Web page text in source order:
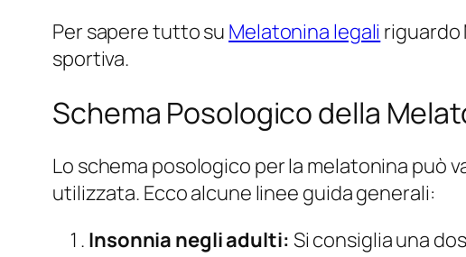
Per sapere tutto su Melatonina legali riguardo
sportiva.
Schema Posologico della
Lo schema posologico per la melatonina può
utilizzata. Ecco alcune linee guida generali:
Insonnia negli adulti: Si consiglia una